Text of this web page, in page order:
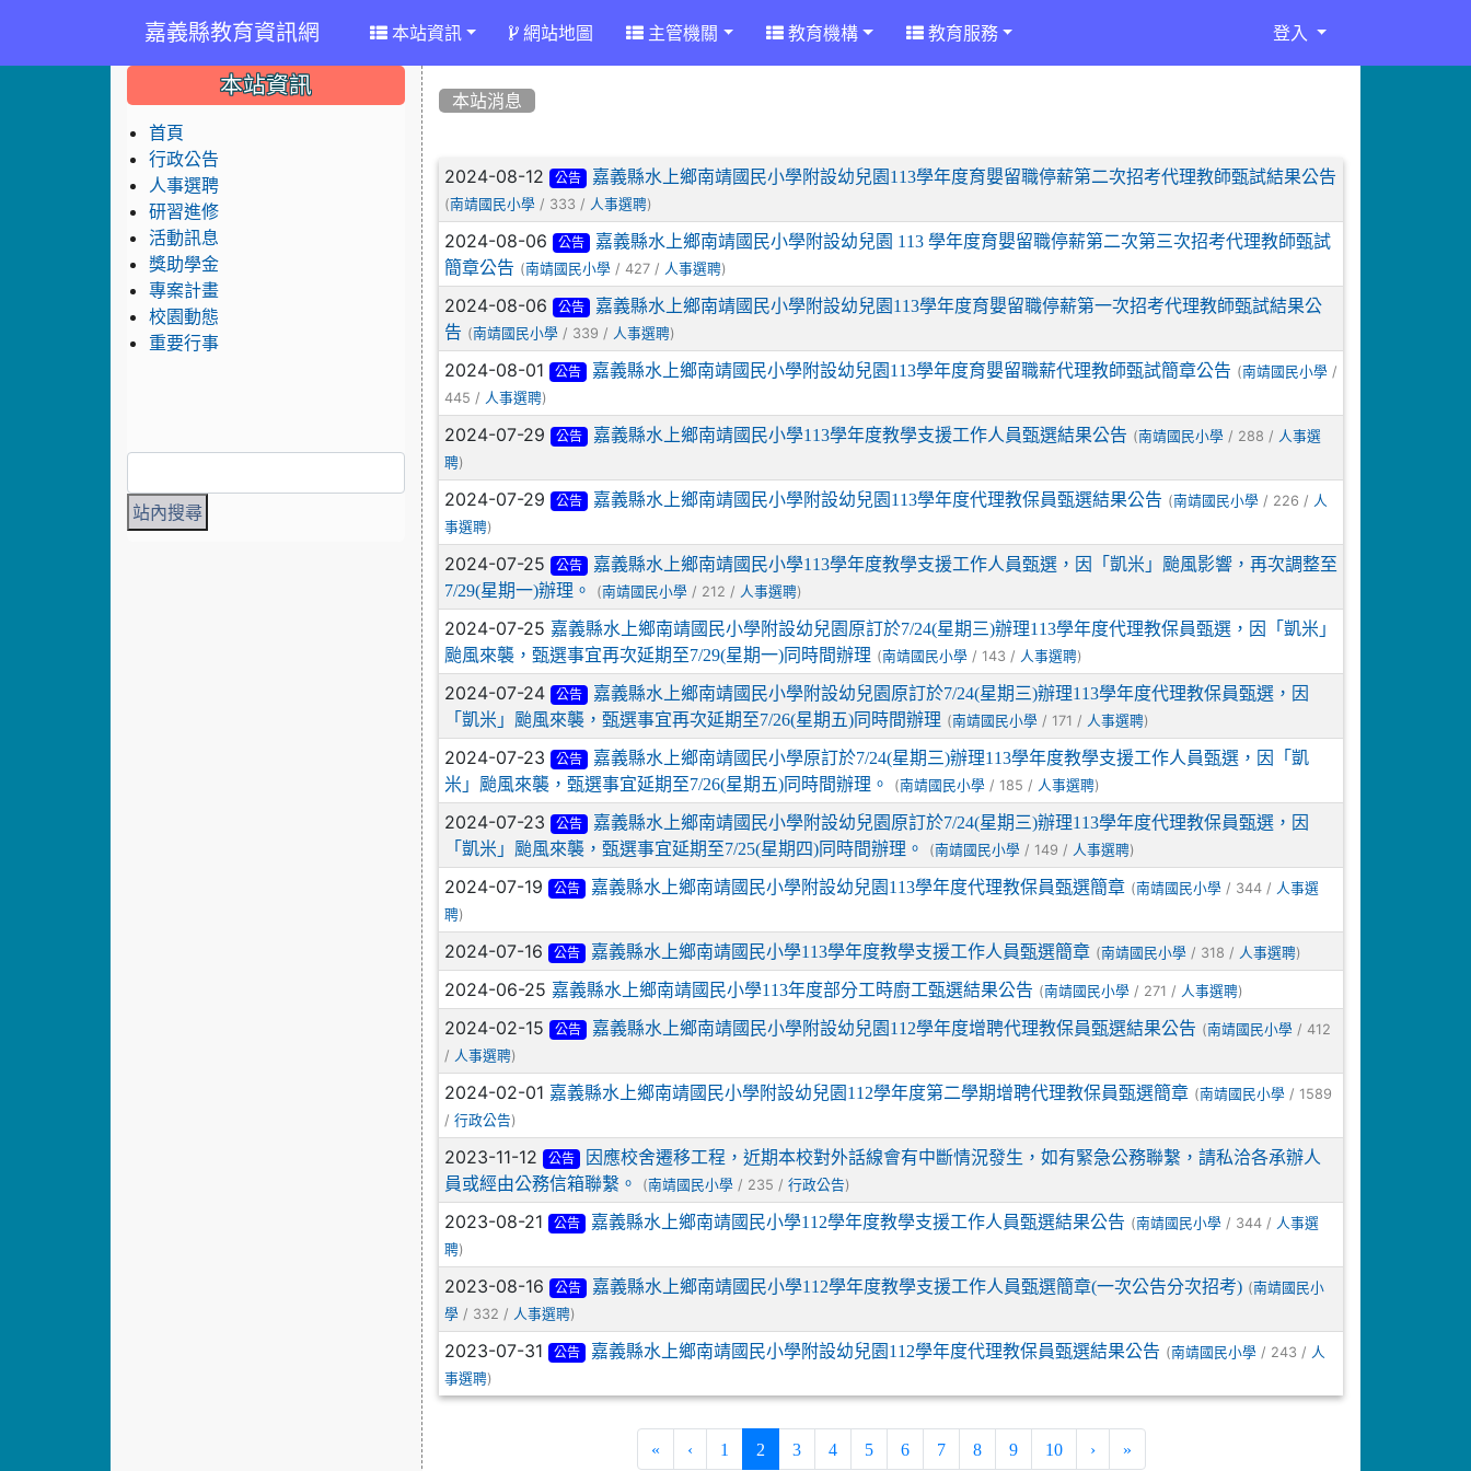
嘉義縣教育資訊網 本站資訊 網站地圖 主管機關 教育機構 教育服務 登入
本站消息
文章列表
2024-08-12 公告 嘉義縣水上鄉南靖國民小學附設幼兒園113學年度育嬰留職停薪第二次招考代理教師甄試結果公告
(南靖國民小學 / 333 / 人事選聘)
2024-08-06 公告
嘉義縣水上鄉南靖國民小學附設幼兒園 113 學年度育嬰留職停薪第二次第三次招考代理教師甄試
簡章公告 (南靖國民小學 / 427 / 人事選聘)
2024-08-06 公告
嘉義縣水上鄉南靖國民小學附設幼兒園113學年度育嬰留職停薪第一次招考代理教師甄試結果公
告 (南靖國民小學 / 339 / 人事選聘)
2024-08-01 公告 嘉義縣水上鄉南靖國民小學附設幼兒園113學年度育嬰留職薪代理教師甄試簡章公告 (南靖國民小學 /
445 / 人事選聘)
2024-07-29 公告 嘉義縣水上鄉南靖國民小學113學年度教學支援工作人員甄選結果公告 (南靖國民小學 / 288 / 人事選
聘)
2024-07-29 公告 嘉義縣水上鄉南靖國民小學附設幼兒園113學年度代理教保員甄選結果公告 (南靖國民小學 / 226 / 人
事選聘)
2024-07-25 公告
嘉義縣水上鄉南靖國民小學113學年度教學支援工作人員甄選，因「凱米」颱風影響，再次調整至
7/29(星期一)辦理。
(南靖國民小學 / 212 / 人事選聘)
2024-07-25 嘉義縣水上鄉南靖國民小學附設幼兒園原訂於7/24(星期三)辦理113學年度代理教保員甄選，因「凱米」
颱風來襲，甄選事宜再次延期至7/29(星期一)同時間辦理 (南靖國民小學 / 143 / 人事選聘)
2024-07-24 公告
嘉義縣水上鄉南靖國民小學附設幼兒園原訂於7/24(星期三)辦理113學年度代理教保員甄選，因
「凱米」颱風來襲，甄選事宜再次延期至7/26(星期五)同時間辦理 (南靖國民小學 / 171 / 人事選聘)
2024-07-23 公告
嘉義縣水上鄉南靖國民小學原訂於7/24(星期三)辦理113學年度教學支援工作人員甄選，因「凱
米」颱風來襲，甄選事宜延期至7/26(星期五)同時間辦理。
(南靖國民小學 / 185 / 人事選聘)
2024-07-23 公告
嘉義縣水上鄉南靖國民小學附設幼兒園原訂於7/24(星期三)辦理113學年度代理教保員甄選，因
「凱米」颱風來襲，甄選事宜延期至7/25(星期四)同時間辦理。
(南靖國民小學 / 149 / 人事選聘)
2024-07-19 公告 嘉義縣水上鄉南靖國民小學附設幼兒園113學年度代理教保員甄選簡章 (南靖國民小學 / 344 / 人事選
聘)
2024-07-16 公告 嘉義縣水上鄉南靖國民小學113學年度教學支援工作人員甄選簡章 (南靖國民小學 / 318 / 人事選聘)
2024-06-25 嘉義縣水上鄉南靖國民小學113年度部分工時廚工甄選結果公告 (南靖國民小學 / 271 / 人事選聘)
2024-02-15 公告 嘉義縣水上鄉南靖國民小學附設幼兒園112學年度增聘代理教保員甄選結果公告 (南靖國民小學 / 412
/ 人事選聘)
2024-02-01 嘉義縣水上鄉南靖國民小學附設幼兒園112學年度第二學期增聘代理教保員甄選簡章 (南靖國民小學 / 1589
/行政公告)
2023-11-12 公告
因應校舍遷移工程，近期本校對外話線會有中斷情況發生，如有緊急公務聯繫，請私洽各承辦人
員或經由公務信箱聯繫。
(南靖國民小學 / 235 /行政公告)
2023-08-21 公告 嘉義縣水上鄉南靖國民小學112學年度教學支援工作人員甄選結果公告 (南靖國民小學 / 344 / 人事選
聘)
2023-08-16 公告 嘉義縣水上鄉南靖國民小學112學年度教學支援工作人員甄選簡章(一次公告分次招考) (南靖國民小
學 / 332 / 人事選聘)
2023-07-31 公告 嘉義縣水上鄉南靖國民小學附設幼兒園112學年度代理教保員甄選結果公告 (南靖國民小學 / 243 / 人
事選聘)
« ‹ 1 2 (current)
3 4 5 6 7 8 9 10 › »
::: 本站資訊
首頁
行政公告
人事選聘
研習進修
活動訊息
獎助學金
專案計畫
校園動態
重要行事